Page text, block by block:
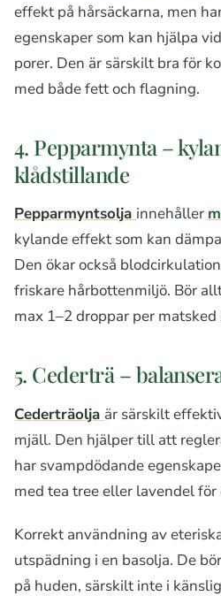
effekt på hårsäckarna, men
egenskaper som kan hjälpa
porer. Den är särskilt bra för
med både fett och flagning.
4. Pepparmynta –
klådstillande
Pepparmyntsolja innehåller
kylande effekt som kan
Den ökar också
friskare hårbottenmiljö. Bör
max 1–2 droppar per matsked
5. Cederträ –
Cederträolja är särskilt
mjäll. Den hjälper till att
har svampdödande
med tea tree eller lavendel
Korrekt användning av
utspädning i en basolja. De
på huden, särskilt inte i